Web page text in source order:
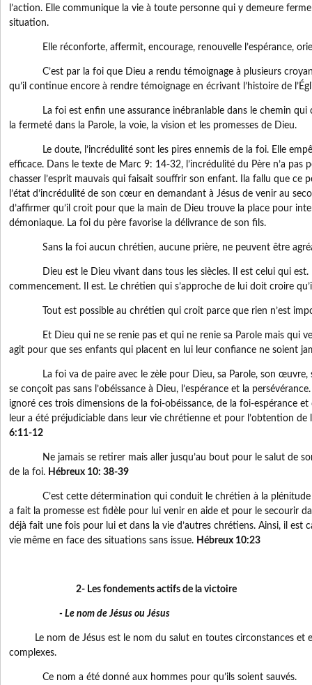
l’action. Elle communique la vie à toute personne qui y demeure
situation.
Elle réconforte, affermit, encourage, renouvelle l’espérance,
C’est par la foi que Dieu a rendu témoignage à plusieurs
qu’il continue encore à rendre témoignage en écrivant l’histoire de
La foi est enfin une assurance inébranlable dans le chemin qui
la fermeté dans la Parole, la voie, la vision et les promesses de Dieu.
Le doute, l’incrédulité sont les pires ennemis de la foi. Elle
efficace. Dans le texte de Marc 9: 14-32, l’incrédulité du Père n’a pas
chasser l’esprit mauvais qui faisait souffrir son enfant. Ila fallu que ce
l’état d’incrédulité de son cœur en demandant à Jésus de venir au
d’affirmer qu’il croit pour que la main de Dieu trouve la place pour
démoniaque. La foi du père favorise la délivrance de son fils.
Sans la foi aucun chrétien, aucune prière, ne peuvent être
Dieu est le Dieu vivant dans tous les siècles. Il est celui qui est.
commencement. Il est. Le chrétien qui s’approche de lui doit croire
Tout est possible au chrétien qui croit parce que rien n’est
Et Dieu qui ne se renie pas et qui ne renie sa Parole mais qui
agit pour que ses enfants qui placent en lui leur confiance ne soient
La foi va de paire avec le zèle pour Dieu, sa Parole, son œuvre,
se conçoit pas sans l’obéissance à Dieu, l’espérance et la
ignoré ces trois dimensions de la foi-obéissance, de la foi-espérance
leur a été préjudiciable dans leur vie chrétienne et pour l’obtention
6:11-12
Ne jamais se retirer mais aller jusqu’au bout pour le salut de son
de la foi. Hébreux 10: 38-39
C’est cette détermination qui conduit le chrétien à la plénitude
a fait la promesse est fidèle pour lui venir en aide et pour le secourir
déjà fait une fois pour lui et dans la vie d’autres chrétiens. Ainsi, il est
vie même en face des situations sans issue. Hébreux 10:23
2- Les fondements actifs de la victoire
- Le nom de Jésus ou Jésus
Le nom de Jésus est le nom du salut en toutes circonstances et
complexes.
Ce nom a été donné aux hommes pour qu’ils soient sauvés.